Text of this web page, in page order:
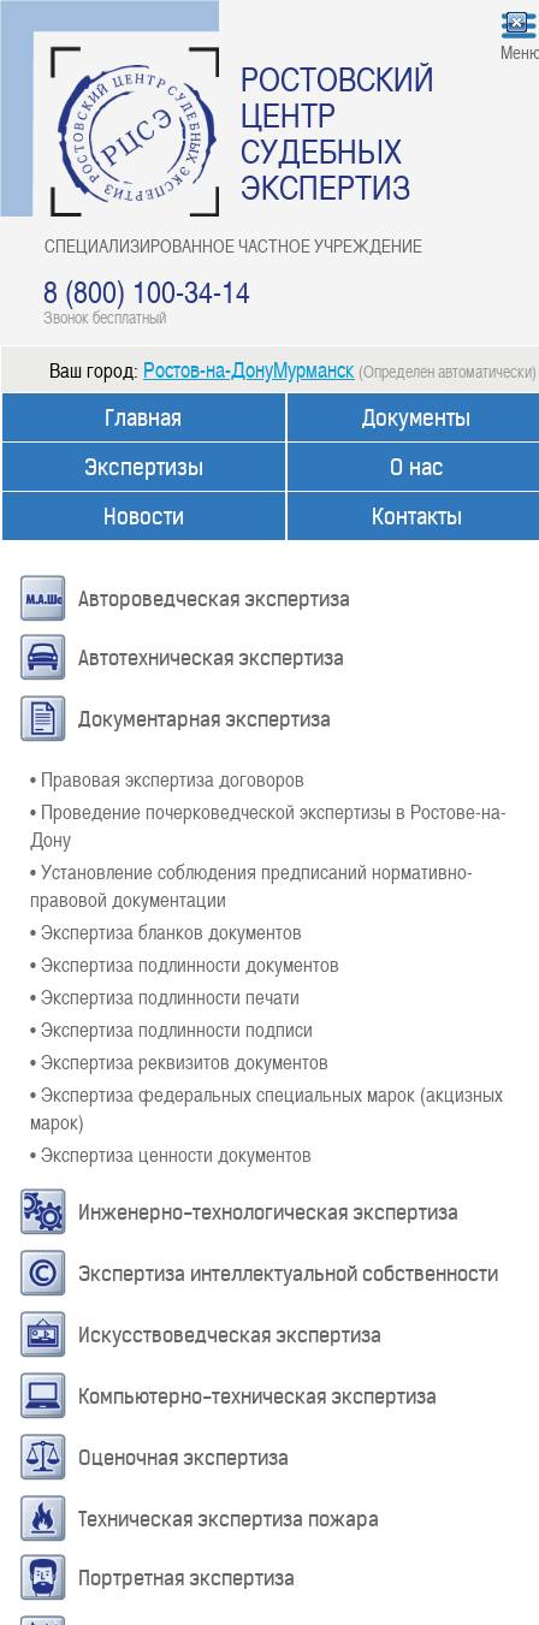
РОСТОВСКИЙ
ЦЕНТР
СУДЕБНЫХ
ЭКСПЕРТИЗ
СПЕЦИАЛИЗИРОВАННОЕ ЧАСТНОЕ УЧРЕЖДЕНИЕ
8 (800) 100-34-14
Звонок бесплатный
Ваш город: Ростов-на-ДонуМурманск (Определен автоматически)
Главная
Экспертизы
Новости
Документы
О нас
Контакты
Автороведческая экспертиза
Автотехническая экспертиза
Документарная экспертиза
• Правовая экспертиза договоров
• Проведение почерковедческой экспертизы в Ростове-на-
Дону
• Установление соблюдения предписаний нормативно-
правовой документации
• Экспертиза бланков документов
• Экспертиза подлинности документов
• Экспертиза подлинности печати
• Экспертиза подлинности подписи
• Экспертиза реквизитов документов
• Экспертиза федеральных специальных марок (акцизных
марок)
• Экспертиза ценности документов
Инженерно-технологическая экспертиза
Экспертиза интеллектуальной собственности
Искусствоведческая экспертиза
Компьютерно-техническая экспертиза
Оценочная экспертиза
Техническая экспертиза пожара
Портретная экспертиза